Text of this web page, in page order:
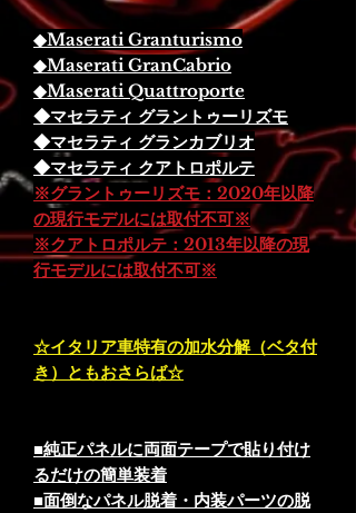
◆Maserati Granturismo
◆Maserati GranCabrio
◆Maserati Quattroporte
◆マセラティ グラントゥーリズモ
◆マセラティ グランカブリオ
◆マセラティ クアトロポルテ
※グラントゥーリズモ：2020年以降
の現行モデルには取付不可※
※クアトロポルテ：2013年以降の現
行モデルには取付不可※
☆イタリア車特有の加水分解（ベタ付
き）ともおさらば☆
■純正パネルに両面テープで貼り付け
るだけの簡単装着
■面倒なパネル脱着・内装パーツの脱